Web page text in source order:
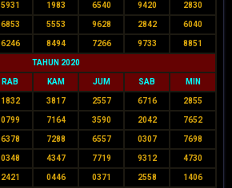
5931 1983 6540 9420 2830
6853 5553 9628 2842 6040
6246 8494 7266 9733 8851
TAHUN 2020
RAB KAM JUM SAB MIN
1832 3817 2557 6716 2855
0799 7164 3590 2042 7652
6378 7288 6557 0307 7698
0348 4347 7719 9312 4730
2421 0446 0371 2558 1406